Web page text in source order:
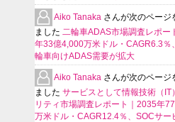
Aiko Tanaka さんが次のページ
ました 二輪車ADAS市場調査レポー
年33億4,000万米ドル・CAGR6.3％
輪車向けADAS需要が拡大
Aiko Tanaka さんが次のページ
ました サービスとして情報技術（IT
リティ市場調査レポート｜2035年
万米ドル・CAGR12.4％、SOCサー